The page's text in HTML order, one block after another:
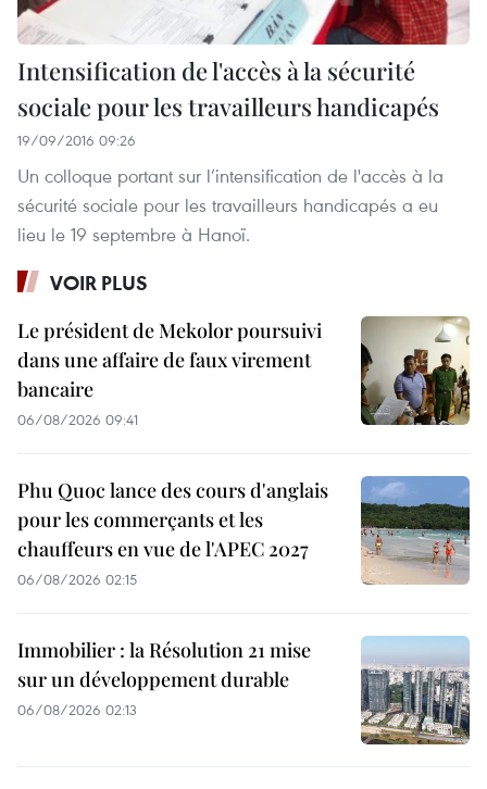
Intensification de l'accès à la sécurité
sociale pour les travailleurs handicapés
19/09/2016 09:26
Un colloque portant sur l’intensification de l'accès à la
sécurité sociale pour les travailleurs handicapés a eu
lieu le 19 septembre à Hanoï.
VOIR PLUS
Le président de Mekolor poursuivi
dans une affaire de faux virement
bancaire
06/08/2026 09:41
Phu Quoc lance des cours d'anglais
pour les commerçants et les
chauffeurs en vue de l'APEC 2027
06/08/2026 02:15
Immobilier : la Résolution 21 mise
sur un développement durable
06/08/2026 02:13